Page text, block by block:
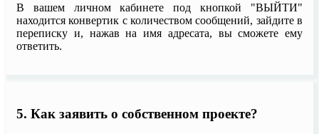
В вашем личном кабинете под кнопкой "ВЫЙТИ"
находится конвертик с количеством сообщений, зайдите в
переписку и, нажав на имя адресата, вы сможете ему
ответить.
5. Как заявить о собственном проекте?